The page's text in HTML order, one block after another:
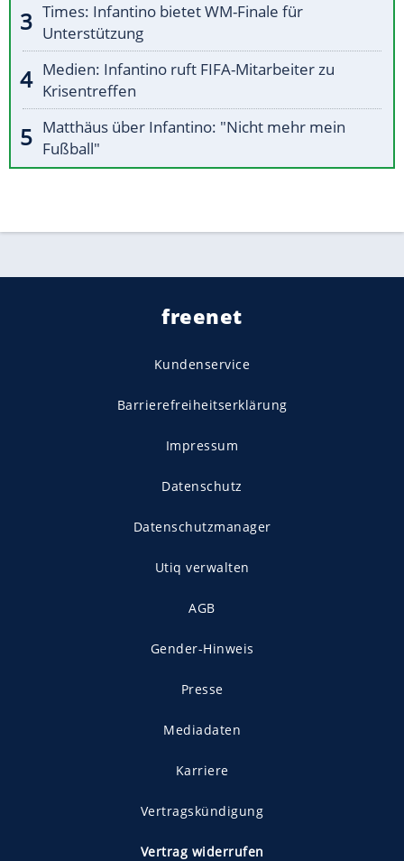
Times: Infantino bietet WM-Finale für
Unterstützung
Medien: Infantino ruft FIFA-Mitarbeiter zu
Krisentreffen
Matthäus über Infantino: "Nicht mehr mein
Fußball"
freenet
Kundenservice
Barrierefreiheitserklärung
Impressum
Datenschutz
Datenschutzmanager
Utiq verwalten
AGB
Gender-Hinweis
Presse
Mediadaten
Karriere
Vertragskündigung
Vertrag widerrufen